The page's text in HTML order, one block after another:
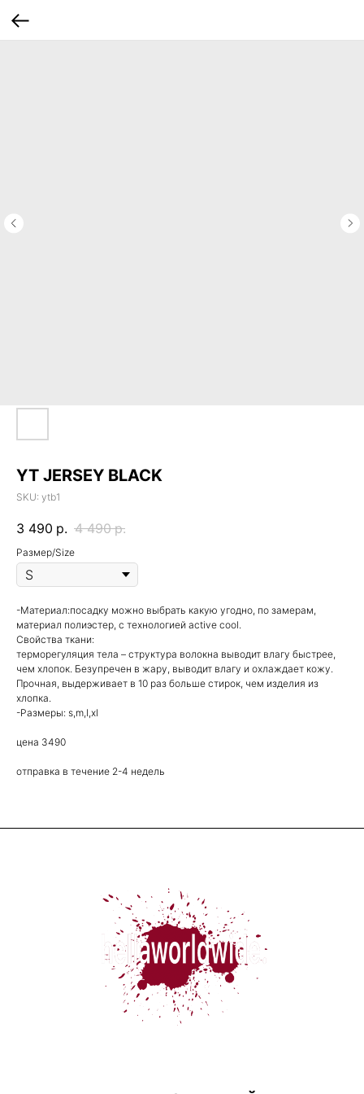
YT JERSEY BLACK
SKU: ytb1
3 490 р. 4 490 р.
Размер/Size
-Материал:посадку можно выбрать какую угодно, по замерам,
материал полиэстер, с технологией active cool.
Свойства ткани:
терморегуляция тела – структура волокна выводит влагу быстрее,
чем хлопок. Безупречен в жару, выводит влагу и охлаждает кожу.
Прочная, выдерживает в 10 раз больше стирок, чем изделия из
хлопка.
-Размеры: s,m,l,xl
цена 3490
отправка в течение 2-4 недель